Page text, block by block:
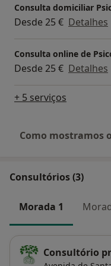
Consulta domiciliar
Desde 25 € Detalhes
Consulta online de
Desde 25 € Detalhes
+ 5 serviços
Como mostramos
Consultórios (3)
Morada 1
Consultório